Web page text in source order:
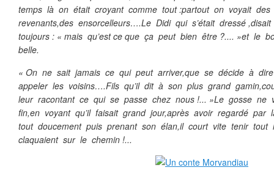
temps là on était croyant comme tout :partout on voyait
revenants,des ensorcelleurs….Le Didi qui s’était dressé
toujours : « mais qu’est ce que ça peut bien être ?.... »et le
belle.
« On ne sait jamais ce qui peut arriver,que se décide à
appeler les voisins….Fils qu’il dit à son plus grand
leur racontant ce qui se passe chez nous !... »Le gosse ne
fin,en voyant qu’il faisait grand jour,après avoir regardé
tout doucement puis prenant son élan,il court vite tenir tout
claquaient sur le chemin !...